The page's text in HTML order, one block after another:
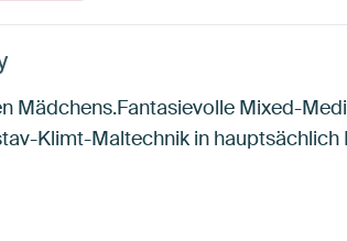
Mädchens.Fantasievolle Mixed-
Klimt-Maltechnik in